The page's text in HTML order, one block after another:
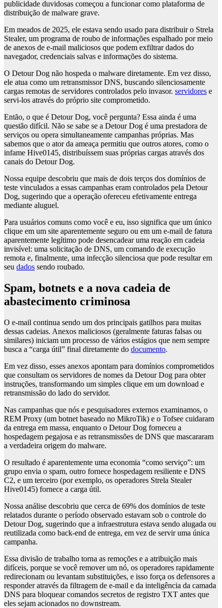
publicidade duvidosas começou a funcionar como plataforma de
distribuição de malware grave.
Em meados de 2025, ele estava sendo usado para distribuir o Strela
Stealer, um programa de roubo de informações espalhado por meio
de anexos de e-mail maliciosos que podem exfiltrar dados do
navegador, credenciais salvas e informações do sistema.
O Detour Dog não hospeda o malware diretamente. Em vez disso,
ele atua como um retransmissor DNS, buscando silenciosamente
cargas remotas de servidores controlados pelo invasor. servidores e
servi-los através do próprio site comprometido.
Então, o que é Detour Dog, você pergunta? Essa ainda é uma
questão difícil. Não se sabe se a Detour Dog é uma prestadora de
serviços ou opera simultaneamente campanhas próprias. Mas
sabemos que o ator da ameaça permitiu que outros atores, como o
infame Hive0145, distribuíssem suas próprias cargas através dos
canais do Detour Dog.
Nossa equipe descobriu que mais de dois terços dos domínios de
teste vinculados a essas campanhas eram controlados pela Detour
Dog, sugerindo que a operação ofereceu efetivamente entrega
mediante aluguel.
Para usuários comuns como você e eu, isso significa que um único
clique em um site aparentemente seguro ou em um e-mail de fatura
aparentemente legítimo pode desencadear uma reação em cadeia
invisível: uma solicitação de DNS, um comando de execução
remota e, finalmente, uma infecção silenciosa que pode resultar em
seu dados sendo roubado.
Spam, botnets e a nova cadeia de
abastecimento criminosa
O e-mail continua sendo um dos principais gatilhos para muitas
dessas cadeias. Anexos maliciosos (geralmente faturas falsas ou
similares) iniciam um processo de vários estágios que nem sempre
busca a “carga útil” final diretamente do documento.
Em vez disso, esses anexos apontam para domínios comprometidos
que consultam os servidores de nomes da Detour Dog para obter
instruções, transformando um simples clique em um download e
retransmissão do lado do servidor.
Nas campanhas que nós e pesquisadores externos examinamos, o
REM Proxy (um botnet baseado no MikroTik) e o Tofsee cuidaram
da entrega em massa, enquanto o Detour Dog forneceu a
hospedagem pegajosa e as retransmissões de DNS que mascararam
a verdadeira origem do malware.
O resultado é aparentemente uma economia “como serviço”: um
grupo envia o spam, outro fornece hospedagem resiliente e DNS
C2, e um terceiro (por exemplo, os operadores Strela Stealer
Hive0145) fornece a carga útil.
Nossa análise descobriu que cerca de 69% dos domínios de teste
relatados durante o período observado estavam sob o controle do
Detour Dog, sugerindo que a infraestrutura estava sendo alugada ou
reutilizada como back-end de entrega, em vez de servir uma única
campanha.
Essa divisão de trabalho torna as remoções e a atribuição mais
difíceis, porque se você remover um nó, os operadores rapidamente
redirecionam ou levantam substituições, e isso força os defensores a
responder através da filtragem de e-mail e da inteligência da camada
DNS para bloquear comandos secretos de registro TXT antes que
eles sejam acionados no downstream.